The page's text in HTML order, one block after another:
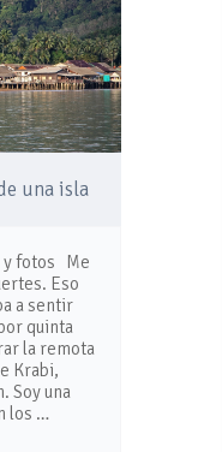
una isla
y fotos Me
Eso
a sentir
quinta
la remota
Krabi,
Soy una
los …